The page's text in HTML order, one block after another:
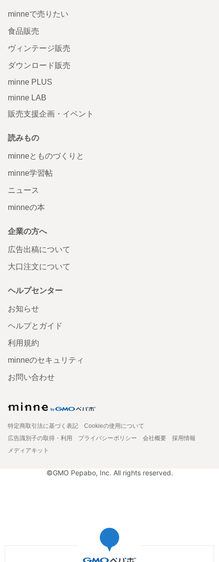
minneで売りたい
食品販売
ヴィンテージ販売
ダウンロード販売
minne PLUS
minne LAB
販売支援企画・イベント
読みもの
minneとものづくりと
minne学習帖
ニュース
minneの本
企業の方へ
広告出稿について
大口注文について
ヘルプセンター
お知らせ
ヘルプとガイド
利用規約
minneのセキュリティ
お問い合わせ
特定商取引法に基づく表記
Cookieの使用について
広告識別子の取得・利用
プライバシーポリシー 会社概要
採用情報
メディアキット
©GMO Pepabo, Inc. All rights reserved.